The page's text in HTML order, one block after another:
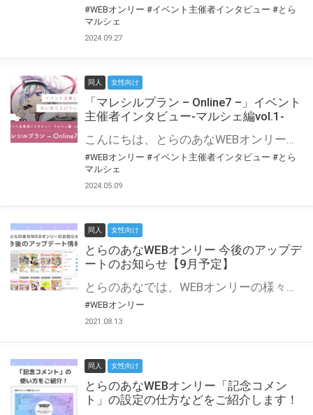
#WEBオンリー #イベント主催者インタビュー #とら
マルシェ
2024.09.27
同人 女性向け
「マレシルプラン – Online7 –」イベント
主催者インタビュー-マルシェ編vol.1-
こんにちは、とらのあなWEBオンリー運営スタッフです。 新たにお届けする、イベント主催者インタビュー-マルシェ編-は、 とらのあなWEBオンリー「マルシェ」をご利用した主催様に 「マルシェ」を使って開催した感想や心がけをお聞きする企画です。 今回は、WEBオンリー開催7回目迎えた「マレシルプラン – Online7 –」より、 主催の玉川うた様にお話を伺いました。 ▼マレシルプランのインタビュー前回記事 「イベント主催者インタビュー vol.6」はこちら 協力：玉川うた様（マレシルプラン実行委員会 代表）／イベント公式Twitter（@mallesil_plan） とらのあなWEBオンリー「マルシェ」とは？ WEBオンリーでリアルタイムでコミュニケーションがとれるオンライン会場です。
#WEBオンリー #イベント主催者インタビュー #とら
マルシェ
2024.05.09
同人 女性向け
とらのあなWEBオンリー 今後のアップデ
ートのお知らせ【9月予定】
とらのあなでは、WEBオンリーの様々な支援を実施しています。 今回は2021年9月に実装を予定しているアップデート情報についてご紹介いたします。 とらのあなWEBオンリーサイトはこちら
#WEBオンリー
2021.08.13
同人 女性向け
とらのあなWEBオンリー「記念コメン
ト」の設定の仕方などをご紹介します！